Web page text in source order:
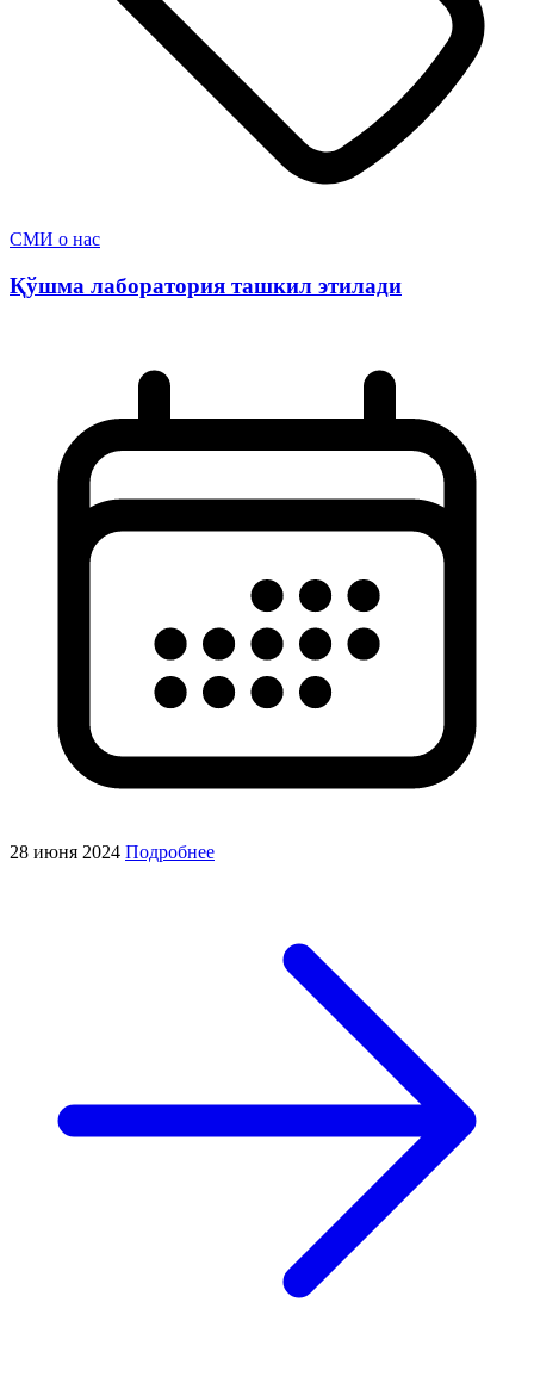
СМИ о нас
Қўшма лаборатория ташкил этилади
28 июня 2024 Подробнее